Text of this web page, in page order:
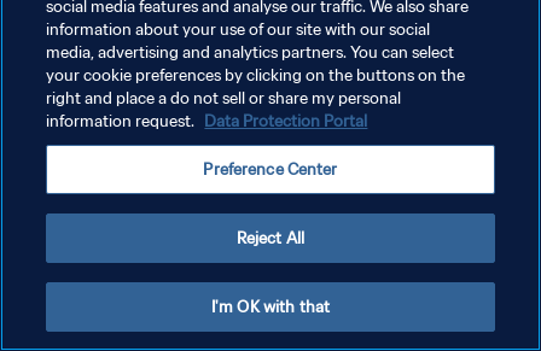
POLITIQUE DE CONFIDENTIALITÉ
CONDITIONS D'UTILISATION
GÉRER VOS PRÉFÉRENCES SUR LES COOKIES
Copyright © 1994 - 2026 FIFA. Tous droits réservés.
social media features and analyse our traffic. We also share
information about your use of our site with our social
media, advertising and analytics partners. You can select
your cookie preferences by clicking on the buttons on the
right and place a do not sell or share my personal
information request. Data Protection Portal
Preference Center
Reject All
I'm OK with that